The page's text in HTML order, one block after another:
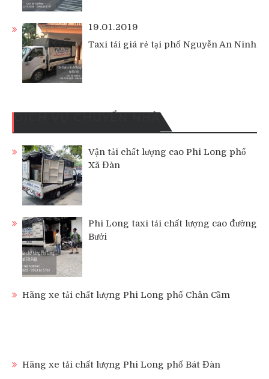
19.01.2019
Taxi tải giá rẻ tại phố Nguyễn An Ninh
DỊCH VỤ CHUYỂN NHÀ
Vận tải chất lượng cao Phi Long phố
Xã Đàn
Phi Long taxi tải chất lượng cao đường
Bưởi
Hãng xe tải chất lượng Phi Long phố Chân Cầm
Hãng xe tải chất lượng Phi Long phố Bát Đàn